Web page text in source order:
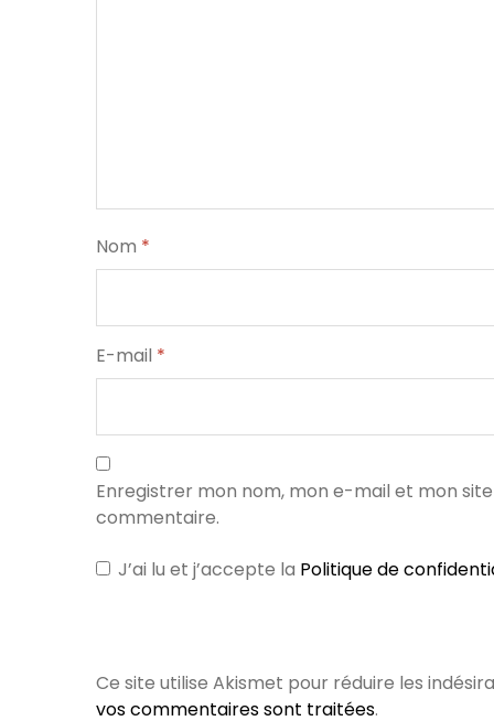
Nom *
E-mail *
Enregistrer mon nom, mon e-mail et mon
commentaire.
J’ai lu et j’accepte la Politique de
Ce site utilise Akismet pour réduire les
vos commentaires sont traitées.